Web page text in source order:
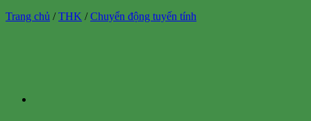
Trang chủ / THK / Chuyển động tuyến tính